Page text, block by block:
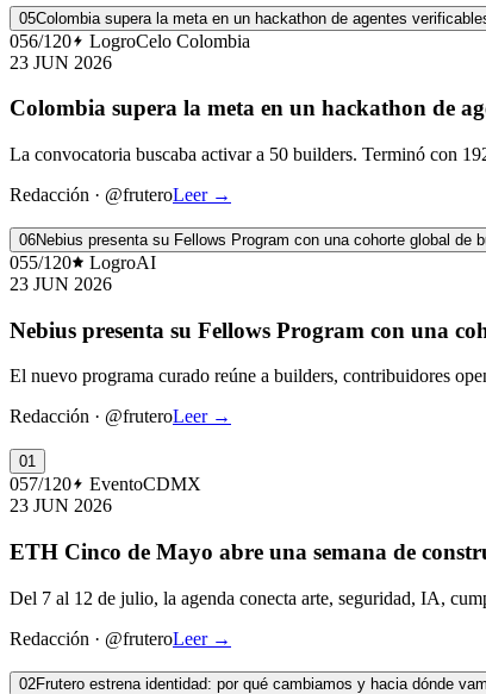
05Colombia supera la meta en un hackathon de agentes
056/120 LogroCelo Colombia
23 JUN 2026
Colombia supera la meta en un hackathon de
La convocatoria buscaba activar a 50 builders. Terminó con
Redacción · @fruteroLeer→
06Nebius presenta su Fellows Program con una cohorte global de
055/120 LogroAI
23 JUN 2026
Nebius presenta su Fellows Program con una
El nuevo programa curado reúne a builders, contribuidores
Redacción · @fruteroLeer→
01
057/120 EventoCDMX
23 JUN 2026
ETH Cinco de Mayo abre una semana de
Del 7 al 12 de julio, la agenda conecta arte, seguridad, IA,
Redacción · @fruteroLeer→
02Frutero estrena identidad: por qué cambiamos y hacia dónde